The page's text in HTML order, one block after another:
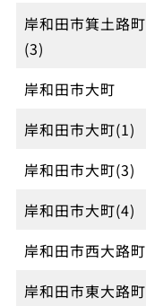
岸和田市箕土路町
(3)
岸和田市大町
岸和田市大町(1)
岸和田市大町(3)
岸和田市大町(4)
岸和田市西大路町
岸和田市東大路町